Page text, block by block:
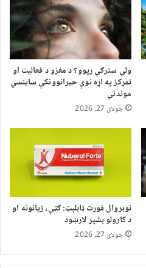
ولې سترګې رپوو؟ د مغزو د فعالیت او
تمرکز په اړه نوې حیرانوونکې ساینسي
موندنې
جولای 27, 2026
نوبروال فورت ټابلېټ: ګټې، زیانونه او
د کارولو بشپړ لارښود
جولای 27, 2026